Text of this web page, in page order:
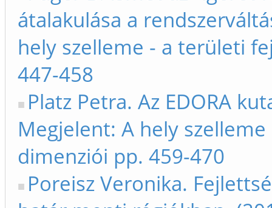
átalakulása a
hely szelleme - a területi
447-458
Platz Petra. Az EDORA
Megjelent: A hely
dimenziói pp. 459-470
Poreisz Veronika.